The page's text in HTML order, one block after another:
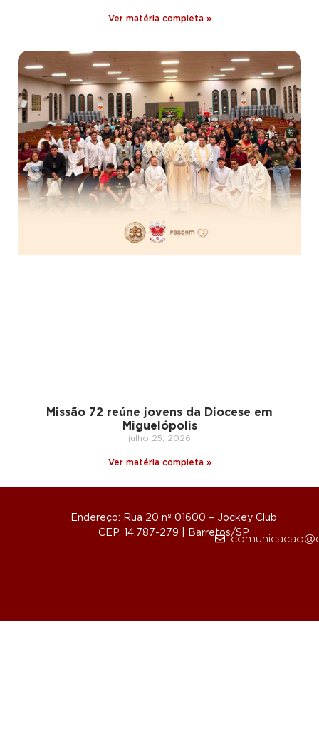
Ver matéria completa »
Missão 72 reúne jovens da Diocese em
Miguelópolis
julho 25, 2026
Ver matéria completa »
Endereço: Rua 20 nº 01600 – Jockey Club
CEP. 14.787-279 | Barretos/SP